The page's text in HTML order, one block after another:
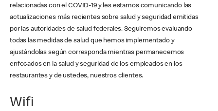
relacionadas con el COVID-19 y les estamos comunicando las
actualizaciones más recientes sobre salud y seguridad emitidas
por las autoridades de salud federales. Seguiremos evaluando
todas las medidas de salud que hemos implementado y
ajustándolas según corresponda mientras permanecemos
enfocados en la salud y seguridad de los empleados en los
restaurantes y de ustedes, nuestros clientes.
Wifi